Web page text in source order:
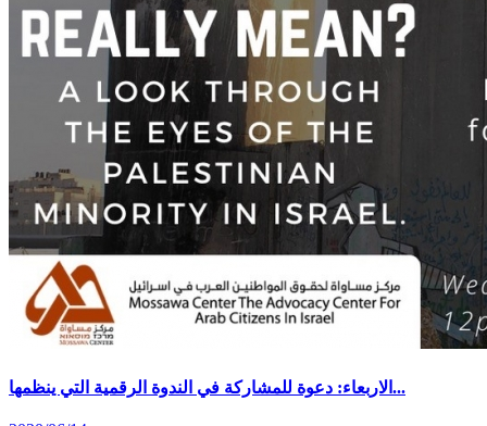
الاربعاء: دعوة للمشاركة في الندوة الرقمية التي ينظمها...